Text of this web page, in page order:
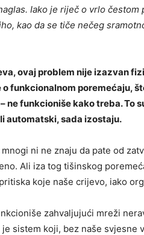
Iako je riječ o vrlo
kao da se tiče nečeg
ovaj problem nije izazvan
o funkcionalnom poremećaju,
ne funkcioniše kako treba. To
automatski, sada izostaju.
ni ne znaju da pate od
Ali iza tog tišinskog
koje naše crijevo, iako
zahvaljujući mreži
sistem koji, bez naše svjesne